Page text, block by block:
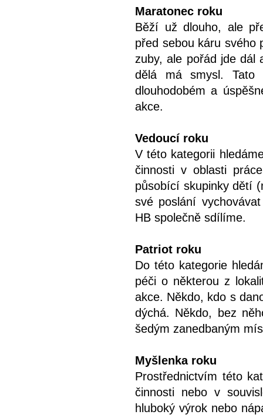
Maratonec roku
Běží už dlouho, ale
před sebou káru svého
zuby, ale pořád jde
dělá má smysl.
dlouhodobém a
akce.
Vedoucí roku
V této kategorii
činnosti v oblasti
působící skupinky dětí
své poslání
HB společně sdílíme.
Patriot roku
Do této kategorie
péči o některou z
akce. Někdo, kdo s
dýchá. Někdo, bez
šedým zanedbaným
Myšlenka roku
Prostřednictvím této
činnosti nebo v
hluboký výrok nebo